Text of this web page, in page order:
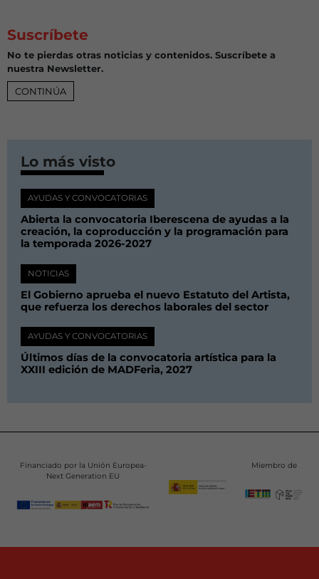
Suscríbete
No te pierdas otras noticias y contenidos. Suscríbete a
nuestra Newsletter.
CONTINÚA
Lo más visto
AYUDAS Y CONVOCATORIAS
Abierta la convocatoria Iberescena de ayudas a la
creación, la coproducción y la programación para
la temporada 2026-2027
NOTICIAS
El Gobierno aprueba el nuevo Estatuto del Artista,
que refuerza los derechos laborales del sector
AYUDAS Y CONVOCATORIAS
Últimos días de la convocatoria artística para la
XXIII edición de MADFeria, 2027
Financiado por la Unión Europea-
Next Generation EU
Miembro de